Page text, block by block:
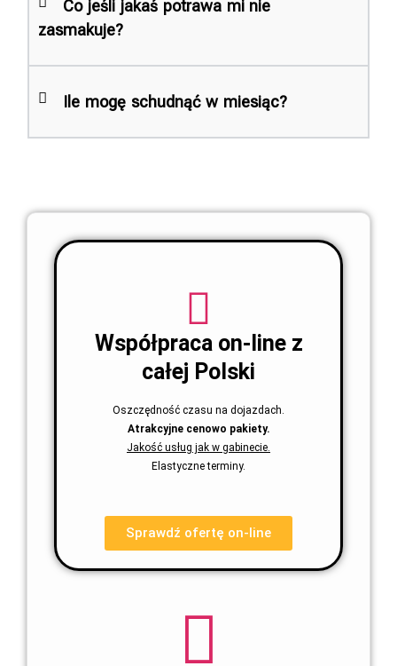
Co jeśli jakaś potrawa mi nie
zasmakuje?
Ile mogę schudnąć w miesiąc?
Współpraca on-line z
całej Polski
Oszczędność czasu na dojazdach.
Atrakcyjne cenowo pakiety.
Jakość usług jak w gabinecie.
Elastyczne terminy.
Sprawdź ofertę on-line